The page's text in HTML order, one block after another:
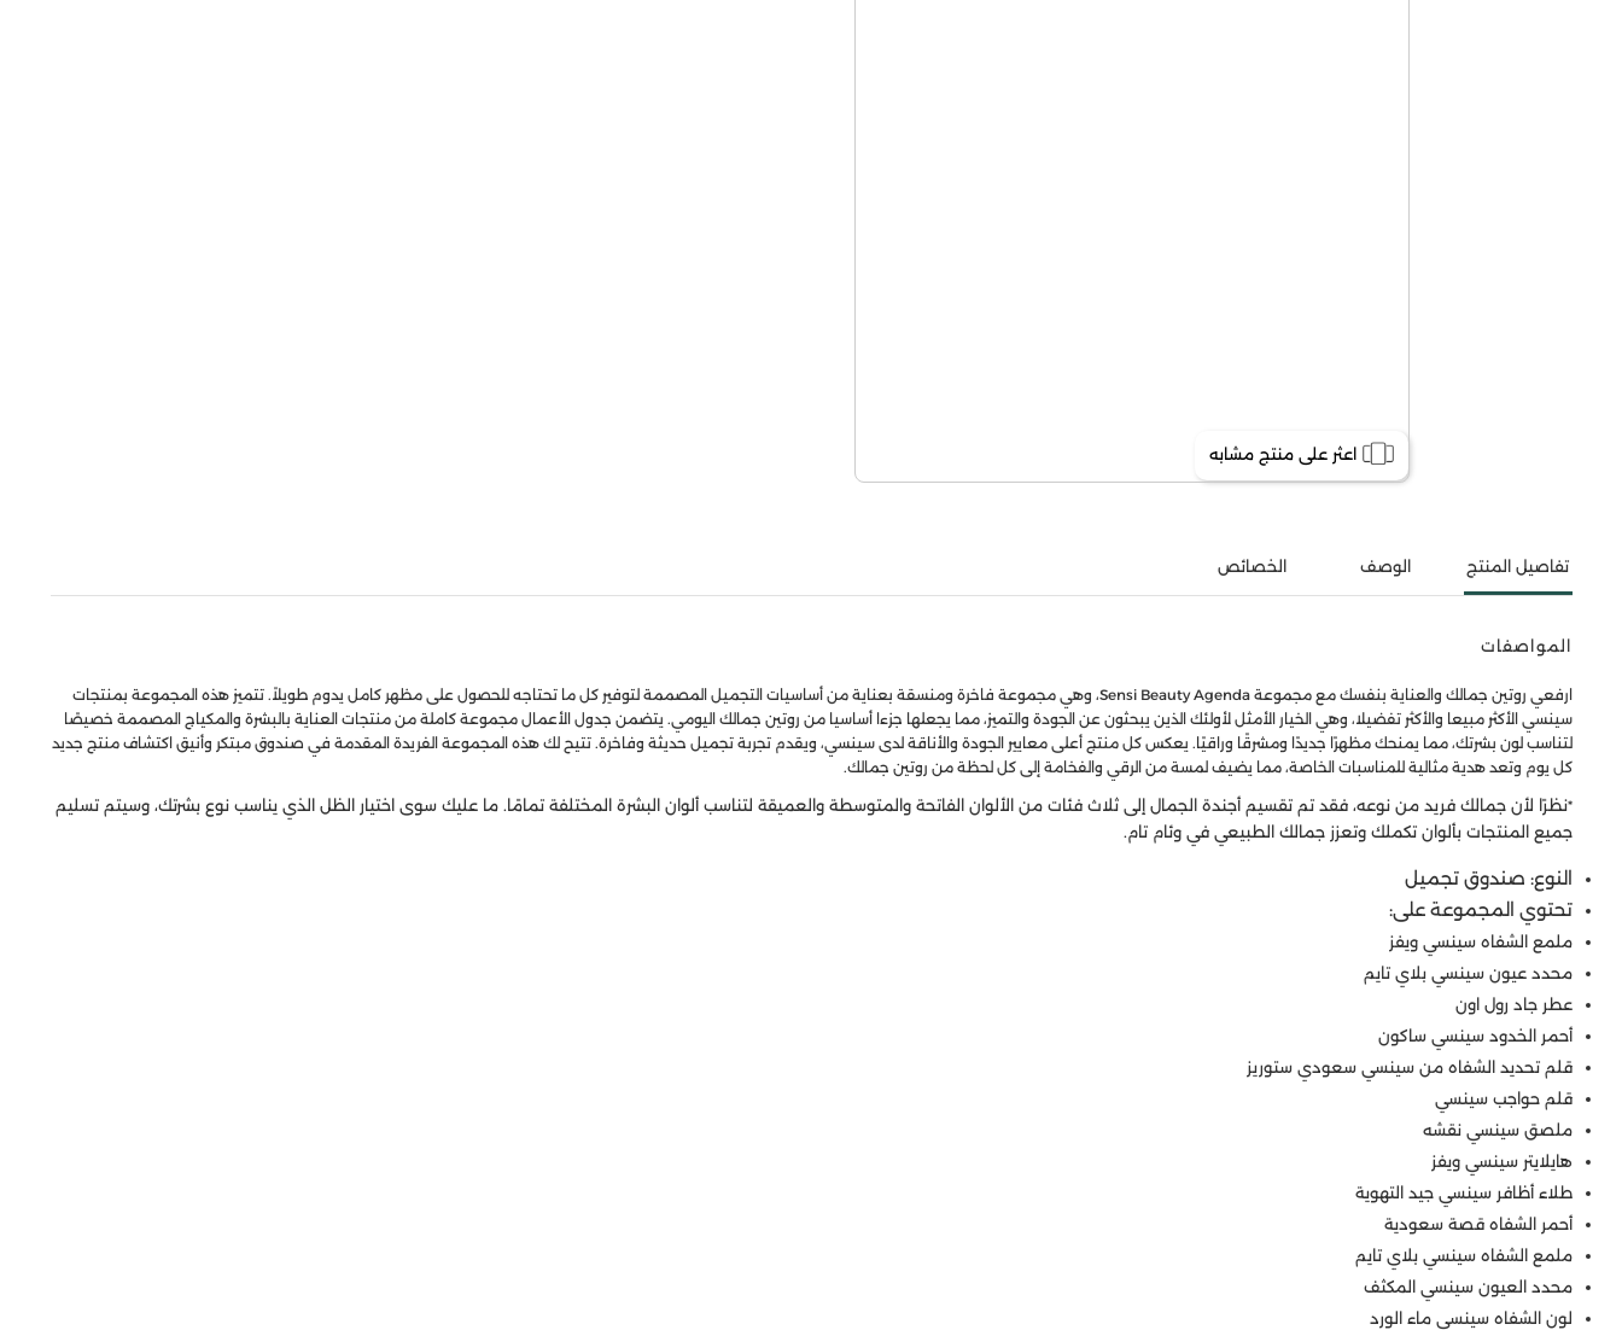
اعثر على منتج مشابه
تفاصيل المنتج الوصف الخصائص
المواصفات
ارفعي روتين جمالك والعناية بنفسك مع مجموعة Sensi Beauty Agenda، وهي مجموعة فاخرة ومنسقة بعناية من أساسيات التجميل المصممة لتوفير كل ما تحتاجه للحصول على مظهر كامل يدوم طويلاً. تتميز هذه المجموعة بمنتجات
سينسي الأكثر مبيعا والأكثر تفضيلا، وهي الخيار الأمثل لأولئك الذين يبحثون عن الجودة والتميز، مما يجعلها جزءا أساسيا من روتين جمالك اليومي. يتضمن جدول الأعمال مجموعة كاملة من منتجات العناية بالبشرة والمكياج المصممة خصيصًا
لتناسب لون بشرتك، مما يمنحك مظهرًا جديدًا ومشرقًا وراقيًا. يعكس كل منتج أعلى معايير الجودة والأناقة لدى سينسي، ويقدم تجربة تجميل حديثة وفاخرة. تتيح لك هذه المجموعة الفريدة المقدمة في صندوق مبتكر وأنيق اكتشاف منتج جديد
كل يوم وتعد هدية مثالية للمناسبات الخاصة، مما يضيف لمسة من الرقي والفخامة إلى كل لحظة من روتين جمالك.
*نظرًا لأن جمالك فريد من نوعه، فقد تم تقسيم أجندة الجمال إلى ثلاث فئات من الألوان الفاتحة والمتوسطة والعميقة لتناسب ألوان البشرة المختلفة تمامًا. ما عليك سوى اختيار الظل الذي يناسب نوع بشرتك، وسيتم تسليم
جميع المنتجات بألوان تكملك وتعزز جمالك الطبيعي في وئام تام.
النوع: صندوق تجميل
تحتوي المجموعة على:
ملمع الشفاه سينسي ويفز
محدد عيون سينسي بلاي تايم
عطر جاد رول اون
أحمر الخدود سينسي ساكون
قلم تحديد الشفاه من سينسي سعودي ستوريز
قلم حواجب سينسي
ملصق سينسي نقشه
هايلايتر سينسي ويفز
طلاء أظافر سينسي جيد التهوية
أحمر الشفاه قصة سعودية
ملمع الشفاه سينسي بلاي تايم
محدد العيون سينسي المكثف
لون الشفاه سينسي ماء الورد